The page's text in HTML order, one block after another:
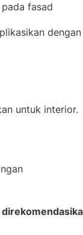
fasad
untuk interior.